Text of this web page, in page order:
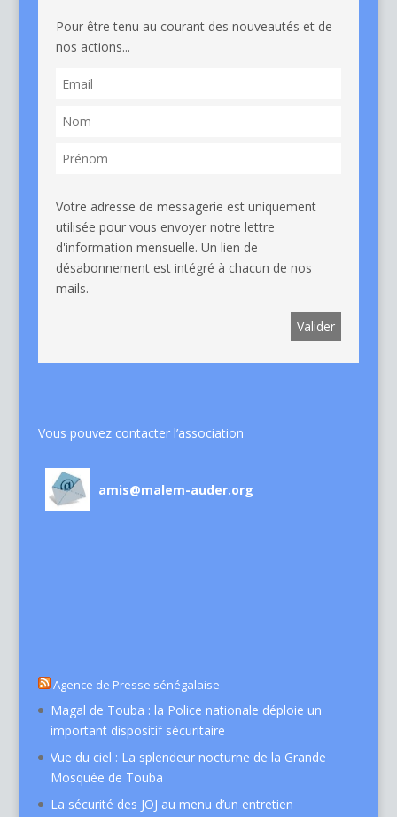
Pour être tenu au courant des nouveautés et de
nos actions...
Votre adresse de messagerie est uniquement
utilisée pour vous envoyer notre lettre
d'information mensuelle. Un lien de
désabonnement est intégré à chacun de nos
mails.
Vous pouvez contacter l’association
amis@malem-auder.org
Agence de Presse sénégalaise
Magal de Touba : la Police nationale déploie un
important dispositif sécuritaire
Vue du ciel : La splendeur nocturne de la Grande
Mosquée de Touba
La sécurité des JOJ au menu d’un entretien